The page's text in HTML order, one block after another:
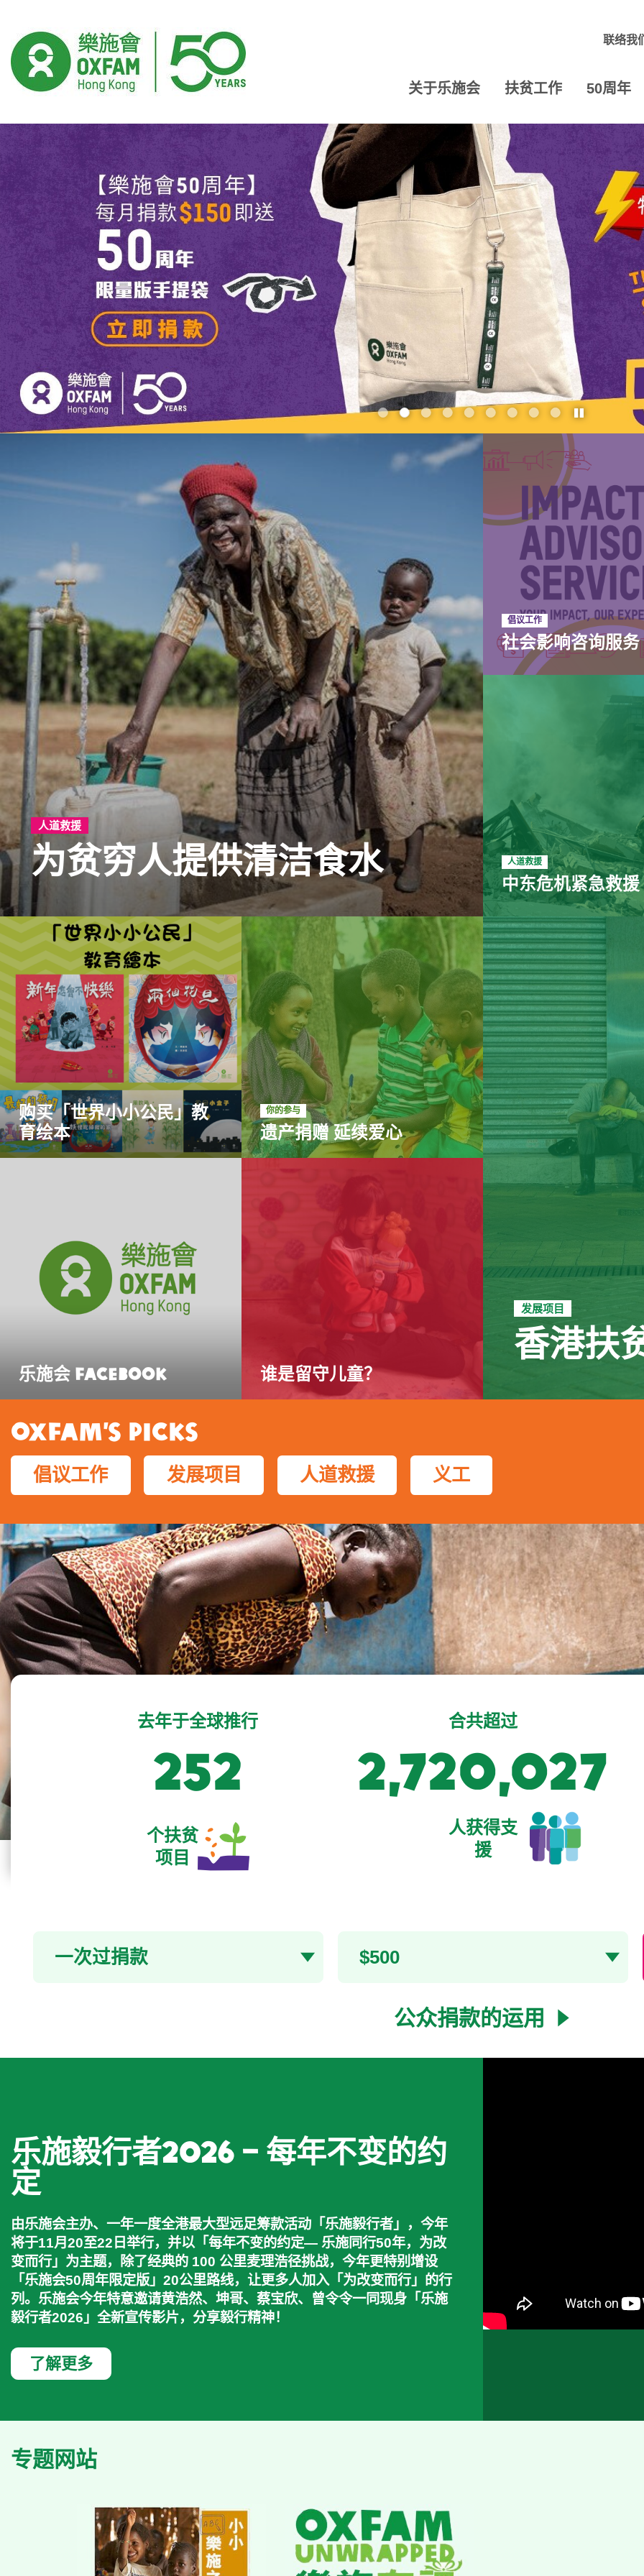
联络我
关于乐施会 扶贫工作 50周年
开始主要内容
1 3 4 5 6 7 8 9 播放 / 暂停
人道救援
为贫穷人提供清洁食水
倡议工作
社会影响咨询服务
人道救援
中东危机紧急救援
购买「世界小小公民」教
育绘本
乐施会 Facebook
你的参与
遗产捐赠 延续爱心
谁是留守儿童？
发展项目
香港扶
Oxfam’s Picks
倡议工作 发展项目 人道救援 义工
去年于全球推行
259
个扶贫
项目
合共超过
2,800,000
人获得支
援
捐款类型
一次过捐款 $500
公众捐款的运用
乐施毅行者2026 – 每年不变的约
定
由乐施会主办、一年一度全港最大型远足筹款活动「乐施毅行者」，今年
将于11月20至22日举行，并以「每年不变的约定— 乐施同行50年，为改
变而行」为主题，除了经典的 100 公里麦理浩径挑战，今年更特别增设
「乐施会50周年限定版」20公里路线，让更多人加入「为改变而行」的行
列。乐施会今年特意邀请黄浩然、坤哥、蔡宝欣、曾令令一同现身「乐施
毅行者2026」全新宣传影片，分享毅行精神！
了解更多
专题网站